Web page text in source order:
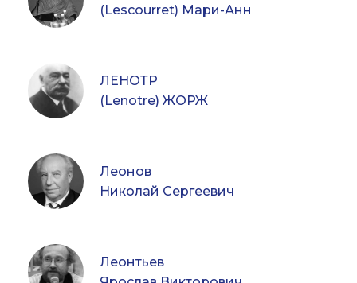
(Lescourret) Мари-Анн
ЛЕНОТР
(Lenotre) ЖОРЖ
Леонов
Николай Сергеевич
Леонтьев